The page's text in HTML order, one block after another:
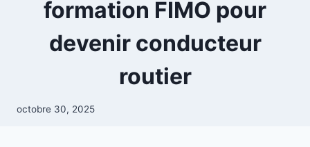
formation FIMO pour
devenir conducteur
routier
octobre 30, 2025